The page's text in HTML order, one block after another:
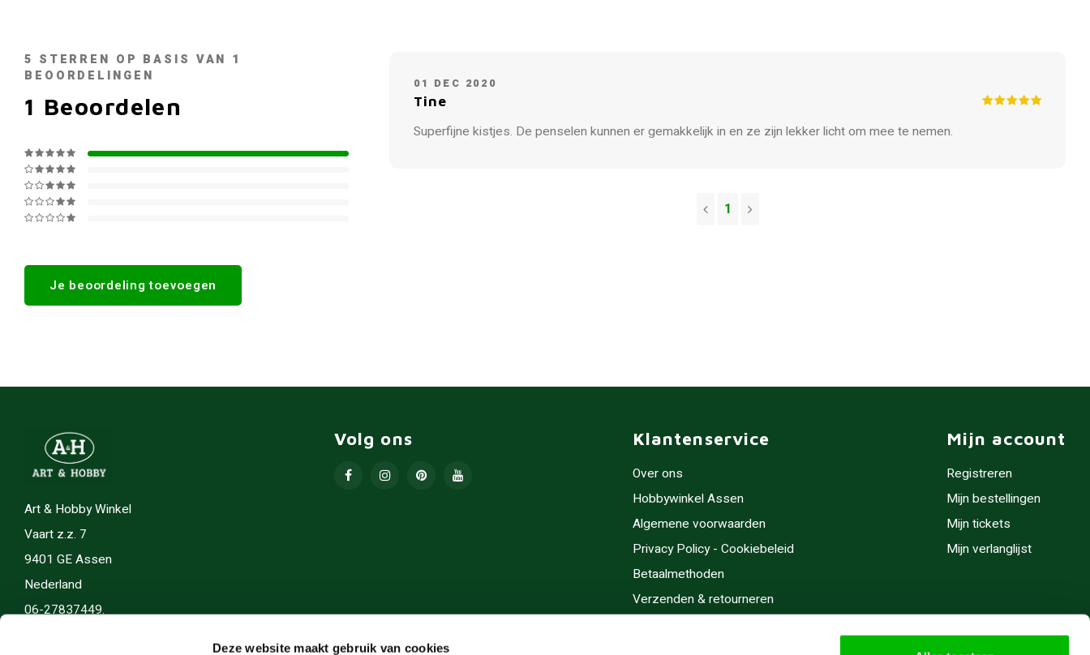
Deze website maakt gebruik van cookies
5 STERREN OP BASIS VAN 1
BEOORDELINGEN
1 Beoordelen
Je beoordeling toevoegen
01 DEC 2020
Tine
Superfijne kistjes. De penselen kunnen er gemakkelijk in en ze zijn lekker licht om mee te nemen.
1
Art & Hobby Winkel
Vaart z.z. 7
9401 GE Assen
Nederland
06-27837449.
Volg ons Klantenservice
Over ons
Hobbywinkel Assen
Algemene voorwaarden
Privacy Policy - Cookiebeleid
Betaalmethoden
Verzenden & retourneren
Mijn account
Registreren
Mijn bestellingen
Mijn tickets
Mijn verlanglijst